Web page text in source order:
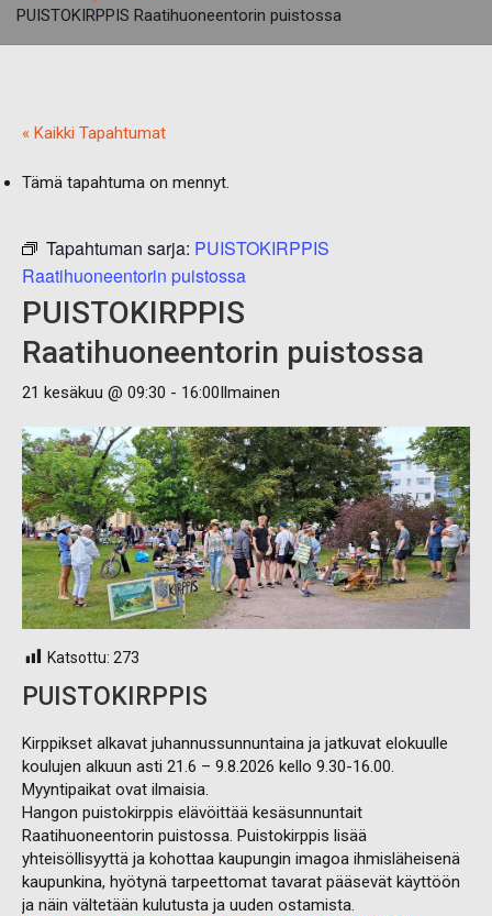
PUISTOKIRPPIS Raatihuoneentorin puistossa
« Kaikki Tapahtumat
Tämä tapahtuma on mennyt.
Tapahtuman sarja: PUISTOKIRPPIS
Raatihuoneentorin puistossa
PUISTOKIRPPIS
Raatihuoneentorin puistossa
21 kesäkuu @ 09:30 - 16:00Ilmainen
Katsottu: 273
PUISTOKIRPPIS
Kirppikset alkavat juhannussunnuntaina ja jatkuvat elokuulle
koulujen alkuun asti 21.6 – 9.8.2026 kello 9.30-16.00.
Myyntipaikat ovat ilmaisia.
Hangon puistokirppis elävöittää kesäsunnuntait
Raatihuoneentorin puistossa. Puistokirppis lisää
yhteisöllisyyttä ja kohottaa kaupungin imagoa ihmisläheisenä
kaupunkina, hyötynä tarpeettomat tavarat pääsevät käyttöön
ja näin vältetään kulutusta ja uuden ostamista.